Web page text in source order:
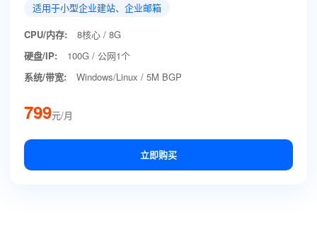
适用于小型企业建站、企业邮箱
CPU/内存:
8核心 / 8G
硬盘/IP:
100G / 公网1个
系统/带宽:
Windows/Linux / 5M BGP
799元/月
立即购买